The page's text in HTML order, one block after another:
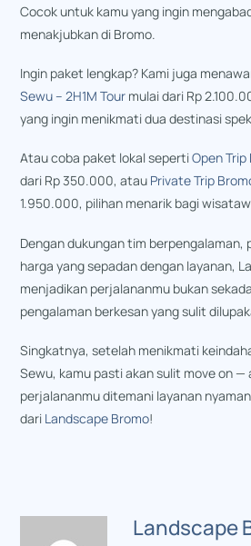
Cocok untuk kamu yang ingin
menakjubkan di Bromo.
Ingin paket lengkap? Kami juga
Sewu – 2H1M Tour mulai dari Rp
yang ingin menikmati dua destinasi
Atau coba paket lokal sepertiOpen
dari Rp 350.000, atau Private Trip
1.950.000, pilihan menarik bagi
Dengan dukungan tim
harga yang sepadan dengan layanan,
menjadikan perjalananmu bukan
pengalaman berkesan yang sulit
Singkatnya, setelah menikmati
Sewu, kamu pasti akan sulit move on —
perjalananmu ditemani layanan
dari Landscape Bromo!
Landscape